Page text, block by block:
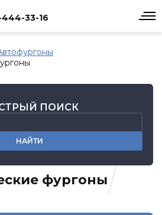
33-16
фургоны
ПОИСК
НАЙТИ